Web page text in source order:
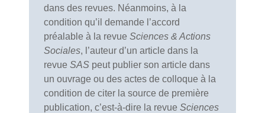
dans des revues. Néanmoins, à la
condition qu’il demande l’accord
préalable à la revue Sciences & Actions
Sociales, l’auteur d’un article dans la
revue SAS peut publier son article dans
un ouvrage ou des actes de colloque à la
condition de citer la source de première
publication, c’est-à-dire la revue Sciences